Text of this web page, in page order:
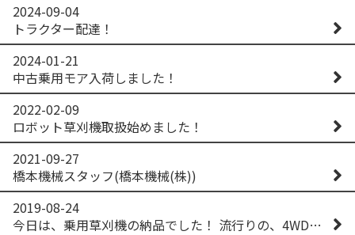
2024-09-04
トラクター配達！
2024-01-21
中古乗用モア入荷しました！
2022-02-09
ロボット草刈機取扱始めました！
2021-09-27
橋本機械スタッフ(橋本機械(株))
2019-08-24
今日は、乗用草刈機の納品でした！ 流行りの、4WD！ #イセキアグリ #オーレック #四駆 #増税間近